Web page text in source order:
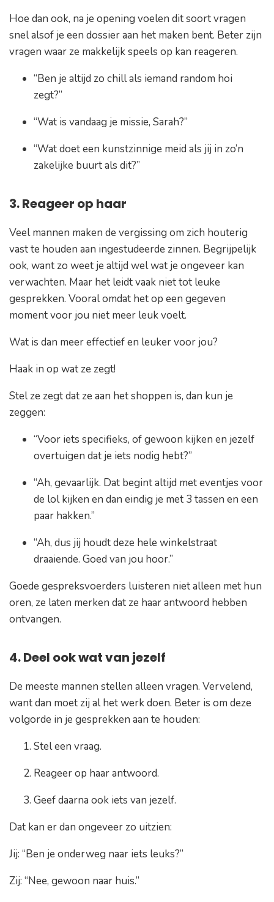
Hoe dan ook, na je opening voelen dit soort vragen
snel alsof je een dossier aan het maken bent. Beter zijn
vragen waar ze makkelijk speels op kan reageren.
“Ben je altijd zo chill als iemand random hoi
zegt?”
“Wat is vandaag je missie, Sarah?”
“Wat doet een kunstzinnige meid als jij in zo’n
zakelijke buurt als dit?”
3. Reageer op haar
Veel mannen maken de vergissing om zich houterig
vast te houden aan ingestudeerde zinnen. Begrijpelijk
ook, want zo weet je altijd wel wat je ongeveer kan
verwachten. Maar het leidt vaak niet tot leuke
gesprekken. Vooral omdat het op een gegeven
moment voor jou niet meer leuk voelt.
Wat is dan meer effectief en leuker voor jou?
Haak in op wat ze zegt!
Stel ze zegt dat ze aan het shoppen is, dan kun je
zeggen:
“Voor iets specifieks, of gewoon kijken en jezelf
overtuigen dat je iets nodig hebt?”
“Ah, gevaarlijk. Dat begint altijd met eventjes voor
de lol kijken en dan eindig je met 3 tassen en een
paar hakken.”
“Ah, dus jij houdt deze hele winkelstraat
draaiende. Goed van jou hoor.”
Goede gespreksvoerders luisteren niet alleen met hun
oren, ze laten merken dat ze haar antwoord hebben
ontvangen.
4. Deel ook wat van jezelf
De meeste mannen stellen alleen vragen. Vervelend,
want dan moet zij al het werk doen. Beter is om deze
volgorde in je gesprekken aan te houden:
Stel een vraag.
Reageer op haar antwoord.
Geef daarna ook iets van jezelf.
Dat kan er dan ongeveer zo uitzien:
Jij: “Ben je onderweg naar iets leuks?”
Zij: “Nee, gewoon naar huis.”